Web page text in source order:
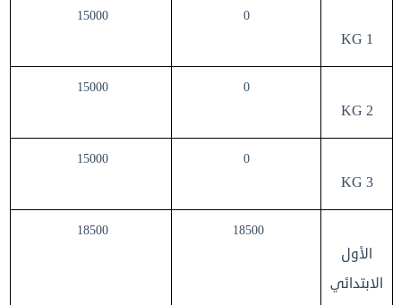
KG 1
0
15000
KG 2
0
15000
KG 3
0
15000
الأول
الابتدائي
18500
18500